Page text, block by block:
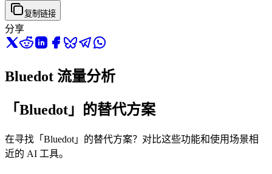
复制链接
分享
Bluedot 流量分析
「Bluedot」的替代方案
在寻找「Bluedot」的替代方案？对比这些功能和使用场景相
近的 AI 工具。